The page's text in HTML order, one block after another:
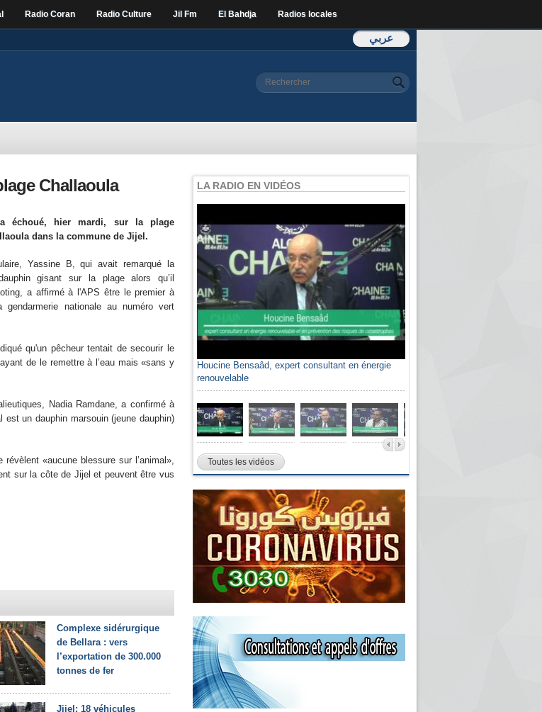
Radio Coran Radio Culture Jil Fm El Bahdja Radios locales
عربي
Formulaire de
Rechercher
Challaoula
échoué, hier mardi, sur la plage
dans la commune de Jijel.
Yassine B, qui avait remarqué la
gisant sur la plage alors qu’il
a affirmé à l'APS être le premier à
gendarmerie nationale au numéro vert
qu'un pêcheur tentait de secourir le
de le remettre à l’eau mais «sans y
Nadia Ramdane, a confirmé à
est un dauphin marsouin (jeune dauphin)
«aucune blessure sur l’animal»,
sur la côte de Jijel et peuvent être vus
Complexe sidérurgique
de Bellara : vers
l’exportation de 300.000
tonnes de fer
Jijel: 18 véhicules
LA RADIO EN VIDÉOS
Houcine Bensaâd, expert consultant en énergie
renouvelable
Toutes les vidéos